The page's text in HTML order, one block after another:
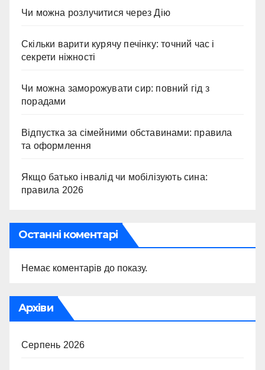
Чи можна розлучитися через Дію
Скільки варити курячу печінку: точний час і
секрети ніжності
Чи можна заморожувати сир: повний гід з
порадами
Відпустка за сімейними обставинами: правила
та оформлення
Якщо батько інвалід чи мобілізують сина:
правила 2026
Останні коментарі
Немає коментарів до показу.
Архіви
Серпень 2026